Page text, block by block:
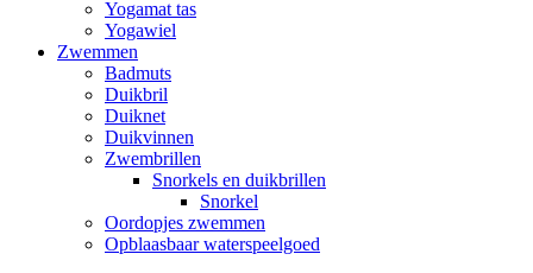
Yogamat tas
Yogawiel
Zwemmen
Badmuts
Duikbril
Duiknet
Duikvinnen
Zwembrillen
Snorkels en duikbrillen
Snorkel
Oordopjes zwemmen
Opblaasbaar waterspeelgoed